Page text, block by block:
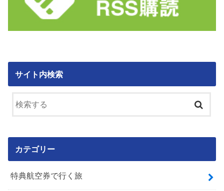
サイト内検索
カテゴリー
特典航空券で行く旅